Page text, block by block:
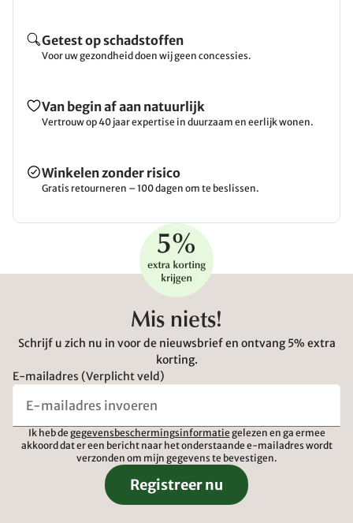
Getest op schadstoffen
Voor uw gezondheid doen wij geen concessies.
Van begin af aan natuurlijk
Vertrouw op 40 jaar expertise in duurzaam en eerlijk wonen.
Winkelen zonder risico
Gratis retourneren – 100 dagen om te beslissen.
Mis niets!
Schrijf u zich nu in voor de nieuwsbrief en ontvang 5% extra
korting.
E-mailadres (Verplicht veld)
Ik heb de gegevensbeschermingsinformatie gelezen en ga ermee
akkoord dat er een bericht naar het onderstaande e-mailadres wordt
verzonden om mijn gegevens te bevestigen.
Registreer nu